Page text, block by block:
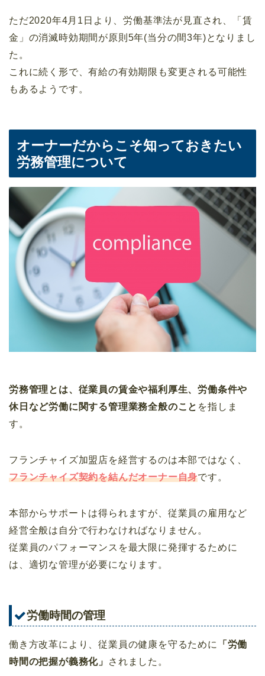
ただ2020年4月1日より、労働基準法が見直され、「賃
金」の消滅時効期間が原則5年(当分の間3年)となりまし
た。
これに続く形で、有給の有効期限も変更される可能性
もあるようです。
オーナーだからこそ知っておきたい
労務管理について
労務管理とは、従業員の賃金や福利厚生、労働条件や
休日など労働に関する管理業務全般のこと を指しま
す。
フランチャイズ加盟店を経営するのは本部ではなく、
フランチャイズ契約を結んだオーナー自身です。
本部からサポートは得られますが、従業員の雇用など
経営全般は自分で行わなければなりません。
従業員のパフォーマンスを最大限に発揮するために
は、適切な管理が必要になります。
労働時間の管理
働き方改革により、従業員の健康を守るために
「労働
時間の把握が義務化」
されました。